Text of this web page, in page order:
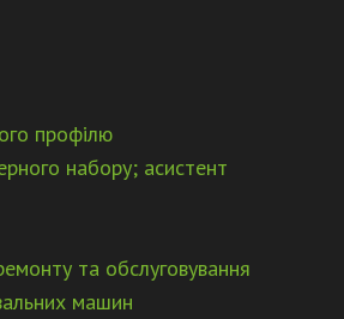
профілю
набору; асистент
та обслуговування
машин